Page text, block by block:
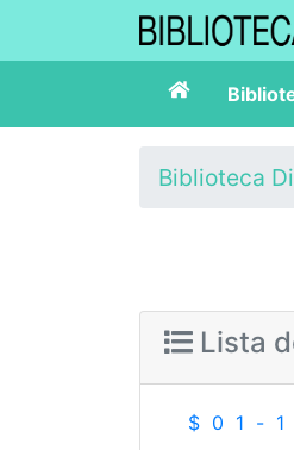
Biblioteca
Lista
$ 0 1 - 1